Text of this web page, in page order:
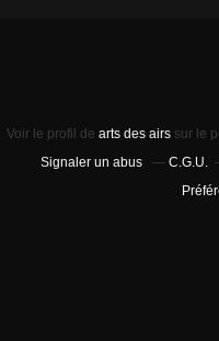
Voir le profil de arts des airssur le
Signaler un abus
C.G.U.